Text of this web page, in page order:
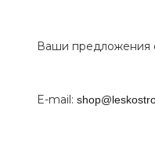
Ваши предложения
E-mail: